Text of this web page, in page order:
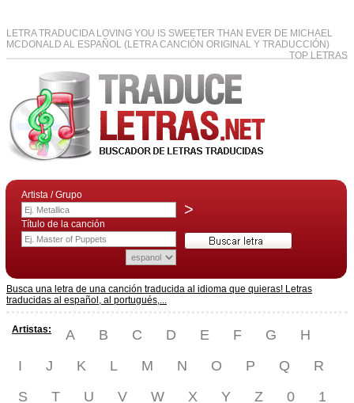
LETRA TRADUCIDA LOVING YOU IS SWEETER THAN EVER DE MICHAEL
MCDONALD AL ESPAÑOL (LETRA CANCIÓN ORIGINAL Y TRADUCCIÓN)
TOP LETRAS
Artista / Grupo
>
Título de la canción
Busca una letra de una canción traducida al idioma que quieras! Letras
traducidas al español, al portugués,...
Artistas: A B C D E F G
H
I
J K L M N O P Q
R
S
T U V W X Y Z 0
1